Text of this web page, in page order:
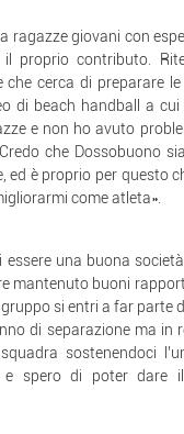
ragazze giovani con
proprio contributo.
cerca di preparare
di beach handball a
e non ho avuto
che Dossobuono
è proprio per questo
come atleta».
una buona
mantenuto buoni
si entri a far parte
di separazione ma in
sostenendoci
e spero di poter dare